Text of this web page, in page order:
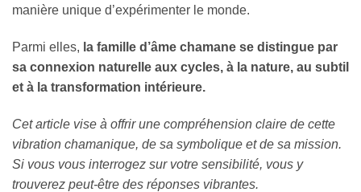
manière unique d’expérimenter le monde.
Parmi elles, la famille d’âme chamane se distingue par
sa connexion naturelle aux cycles, à la nature, au subtil
et à la transformation intérieure.
Cet article vise à offrir une compréhension claire de cette
vibration chamanique, de sa symbolique et de sa mission.
Si vous vous interrogez sur votre sensibilité, vous y
trouverez peut-être des réponses vibrantes.